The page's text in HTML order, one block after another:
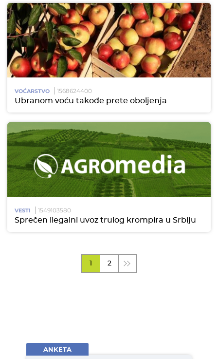
VOĆARSTVO 1568624400
Ubranom voću takođe prete oboljenja
VESTI 1549103580
Sprečen ilegalni uvoz trulog krompira u Srbiju
1 2
ANKETA